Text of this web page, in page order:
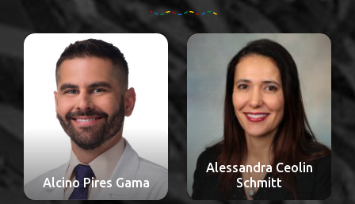
Alcino Pires Gama
Alessandra Ceolin
Schmitt